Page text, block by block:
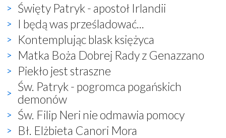
Święty Patryk - apostoł Irlandii
I będą was prześladować...
Kontemplując blask księżyca
Matka Boża Dobrej Rady z Genazzano
Piekło jest straszne
Św. Patryk - pogromca pogańskich
demonów
Św. Filip Neri nie odmawia pomocy
Bł. Elżbieta Canori Mora